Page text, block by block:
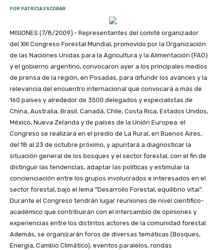
POR PATRICIA ESCOBAR
MISIONES (7/8/2009).- Representantes del comité organizador
del XIII Congreso Forestal Mundial, promovido por la Organización
de las Naciones Unidas para la Agricultura y la Alimentación (FAO)
y el gobierno argentino, convocaron ayer a los principales medios
de prensa de la región, en Posadas, para difundir los avances y la
relevancia del encuentro internacional que convocará a más de
160 países y alrededor de 3500 delegados y especialistas de
China, Australia, Brasil, Canadá, Chile, Costa Rica, Estados Unidos,
México, Nueva Zelanda y de países de la Unión Europea. el
Congreso se realizará en el predio de La Rural, en Buenos Aires,
del 18 al 23 de octubre próximo, y apuntará a diagnosticar la
situación general de los bosques y el sector forestal, con el fin de
distinguir las tendencias, adaptar las políticas y estimular la
concienciación entre los grupos involucrados e interesados en el
sector forestal, bajo el lema “Desarrollo Forestal, equilibrio vital”.
Durante el Congreso tendrán lugar reuniones de nivel científico-
académico que contribuirán con el intercambio de opiniones y
experiencias entre los distintos actores de la comunidad forestal.
Además, se organizarán foros de diversas temáticas (Bosques,
Energía, Cambio Climático), eventos paralelos, rondas